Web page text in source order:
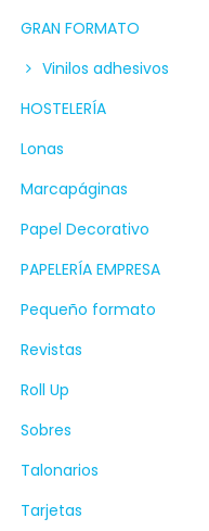
GRAN FORMATO
Vinilos adhesivos
HOSTELERÍA
Lonas
Marcapáginas
Papel Decorativo
PAPELERÍA EMPRESA
Pequeño formato
Revistas
Roll Up
Sobres
Talonarios
Tarjetas